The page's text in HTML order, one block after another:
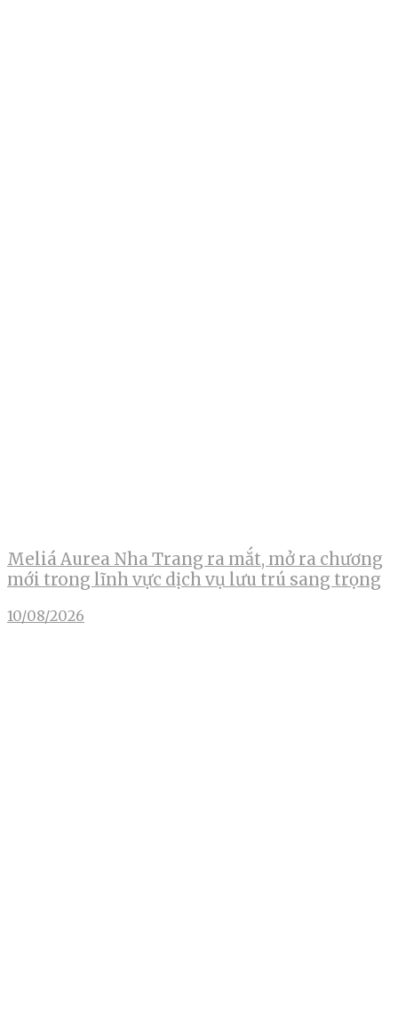
Meliá Aurea Nha Trang ra mắt, mở ra chương
mới trong lĩnh vực dịch vụ lưu trú sang trọng
10/08/2026